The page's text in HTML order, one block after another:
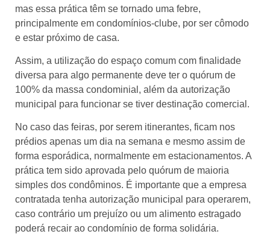
mas essa prática têm se tornado uma febre,
principalmente em condomínios-clube, por ser cômodo
e estar próximo de casa.
Assim, a utilização do espaço comum com finalidade
diversa para algo permanente deve ter o quórum de
100% da massa condominial, além da autorização
municipal para funcionar se tiver destinação comercial.
No caso das feiras, por serem itinerantes, ficam nos
prédios apenas um dia na semana e mesmo assim de
forma esporádica, normalmente em estacionamentos. A
prática tem sido aprovada pelo quórum de maioria
simples dos condôminos. É importante que a empresa
contratada tenha autorização municipal para operarem,
caso contrário um prejuízo ou um alimento estragado
poderá recair ao condomínio de forma solidária.